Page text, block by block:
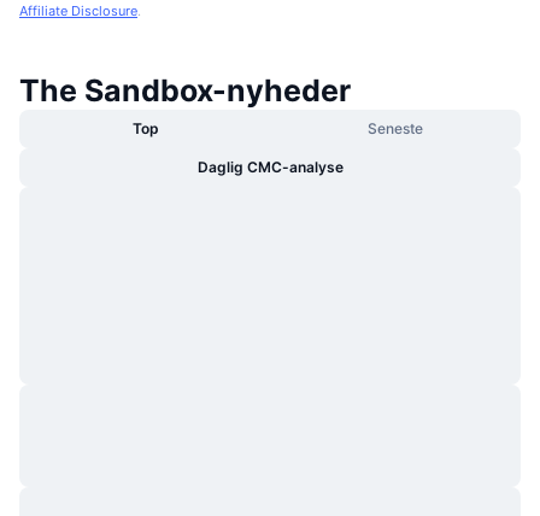
Affiliate Disclosure
The Sandbox-nyheder
Top Seneste
Daglig CMC-analyse